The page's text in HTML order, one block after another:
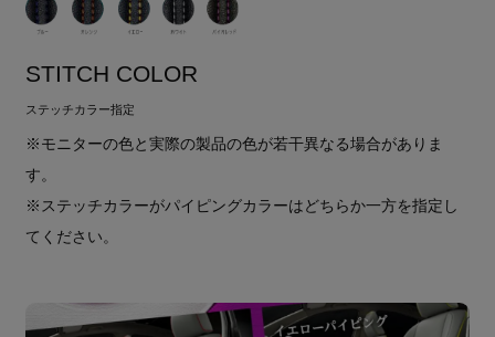
STITCH COLOR
ステッチカラー指定
※モニターの色と実際の製品の色が若干異なる場合がありま
す。
※ステッチカラーがパイピングカラーはどちらか一方を指定し
てください。